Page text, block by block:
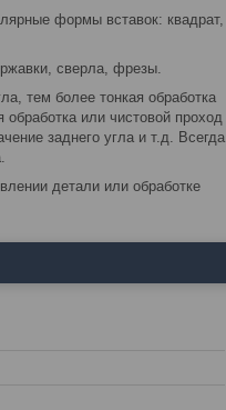
формы вставок: квадрат,
сверла, фрезы.
тем более тонкая обработка
или чистовой проход
заднего угла и т.д. Всегда
детали или обработке